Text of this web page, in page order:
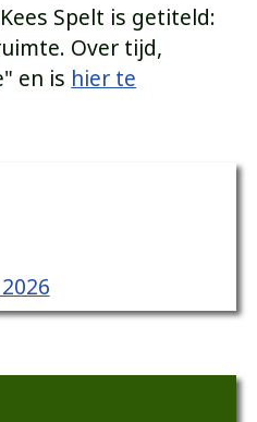
Spelt is getiteld:
Over tijd,
en is hier te